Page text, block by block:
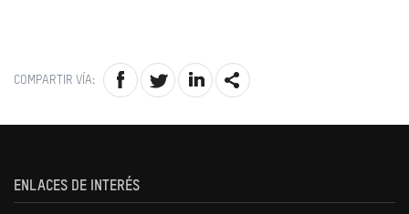
COMPARTIR VÍA:
ENLACES DE INTERÉS